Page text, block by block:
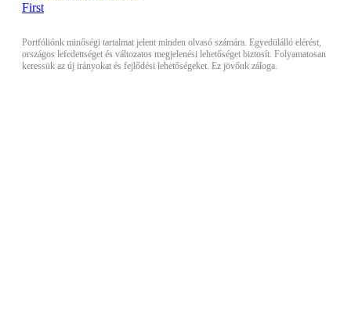
Portfóliónk minőségi tartalmat jelent minden olvasó számára. Egyedülálló elérést,
országos lefedettséget és változatos megjelenési lehetőséget biztosít. Folyamatosan
keressük az új irányokat és fejlődési lehetőségeket. Ez jövőnk záloga.